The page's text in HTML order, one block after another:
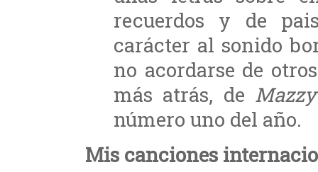
recuerdos y de
carácter al sonido
no acordarse de
más atrás, de
número uno del año.
Mis canciones